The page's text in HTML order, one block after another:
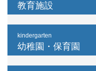
教育施設
kindergarten
幼稚園・保育園